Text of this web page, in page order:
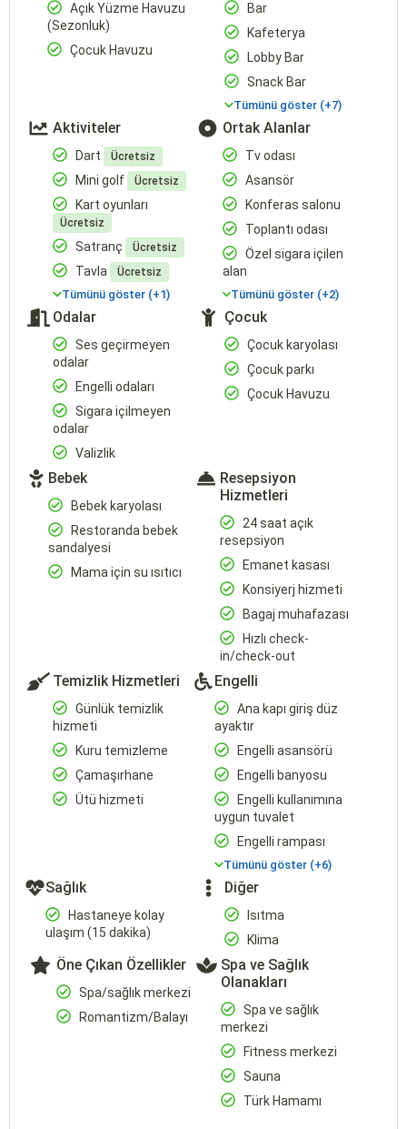
Açık Yüzme Havuzu
(Sezonluk)
Çocuk Havuzu
Bar
Kafeterya
Lobby Bar
Snack Bar
Tümünü göster (+7)
Aktiviteler
Dart Ücretsiz
Mini golf Ücretsiz
Kart oyunları
Ücretsiz
Satranç Ücretsiz
Tavla Ücretsiz
Tümünü göster (+1)
Ortak Alanlar
Tv odası
Asansör
Konferas salonu
Toplantı odası
Özel sigara içilen
alan
Tümünü göster (+2)
Odalar
Ses geçirmeyen
odalar
Engelli odaları
Sigara içilmeyen
odalar
Valizlik
Çocuk
Çocuk karyolası
Çocuk parkı
Çocuk Havuzu
Bebek
Bebek karyolası
Restoranda bebek
sandalyesi
Mama için su ısıtıcı
Resepsiyon
Hizmetleri
24 saat açık
resepsiyon
Emanet kasası
Konsiyerj hizmeti
Bagaj muhafazası
Hızlı check-
in/check-out
Temizlik Hizmetleri
Günlük temizlik
hizmeti
Kuru temizleme
Çamaşırhane
Ütü hizmeti
Engelli
Ana kapı giriş düz
ayaktır
Engelli asansörü
Engelli banyosu
Engelli kullanımına
uygun tuvalet
Engelli rampası
Tümünü göster (+6)
Sağlık
Hastaneye kolay
ulaşım (15 dakika)
Diğer
Isıtma
Klima
Öne Çıkan Özellikler
Spa/sağlık merkezi
Romantizm/Balayı
Spa ve Sağlık
Olanakları
Spa ve sağlık
merkezi
Fitness merkezi
Sauna
Türk Hamamı